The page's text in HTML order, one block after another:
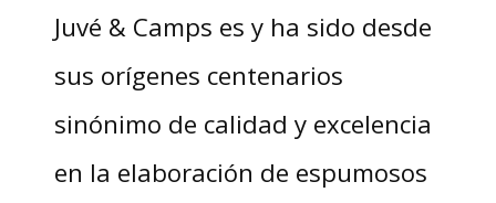
Juvé & Camps es y ha sido desde
sus orígenes centenarios
sinónimo de calidad y excelencia
en la elaboración de espumosos